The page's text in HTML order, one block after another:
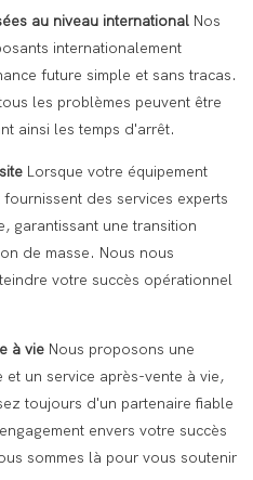
au niveau international Nos
internationalement
future simple et sans tracas.
les problèmes peuvent être
ainsi les temps d'arrêt.
Lorsque votre équipement
des services experts
garantissant une transition
de masse. Nous nous
votre succès opérationnel
à vie Nous proposons une
et un service après-vente à vie,
toujours d'un partenaire fiable
envers votre succès
sommes là pour vous soutenir